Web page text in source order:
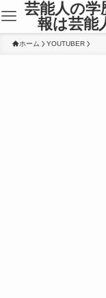
芸能人の学
報は芸能
ホーム YOUTUBER